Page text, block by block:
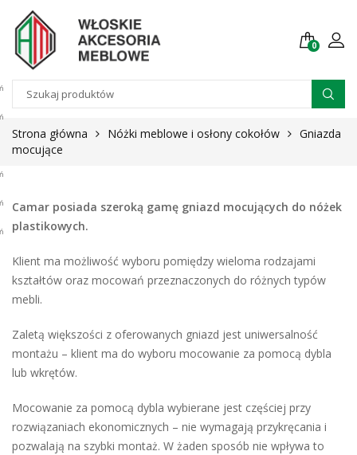
0
Strona główna Nóżki meblowe i osłony cokołów
Gniazda
mocujące
Camar posiada szeroką gamę gniazd mocujących do nóżek
plastikowych.
Klient ma możliwość wyboru pomiędzy wieloma rodzajami
kształtów oraz mocowań przeznaczonych do różnych typów
mebli.
Zaletą większości z oferowanych gniazd jest uniwersalność
montażu – klient ma do wyboru mocowanie za pomocą dybla
lub wkrętów.
Mocowanie za pomocą dybla wybierane jest częściej przy
rozwiązaniach ekonomicznych – nie wymagają przykręcania i
pozwalają na szybki montaż. W żaden sposób nie wpływa to